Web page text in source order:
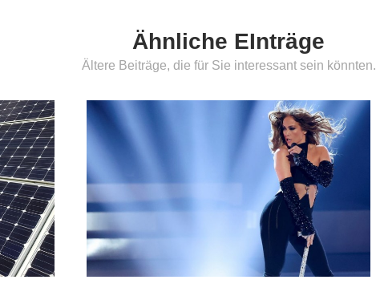
Ähnliche EInträge
Ältere Beiträge, die für Sie interessant sein könnten.